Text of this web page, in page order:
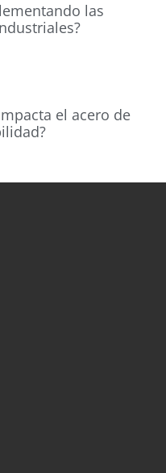
las
el acero de